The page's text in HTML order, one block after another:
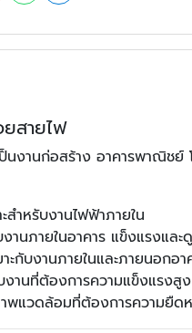
สายไฟ
นงานก่อสร้าง อาคารพาณิช
ำหรับงานไฟฟ้าภายใน
นภายในอาคาร แข็งแรงและ
กับงานภายในและภายนอกอา
านที่ต้องการความแข็งแรงสูง
พแวดล้อมที่ต้องการความยืด